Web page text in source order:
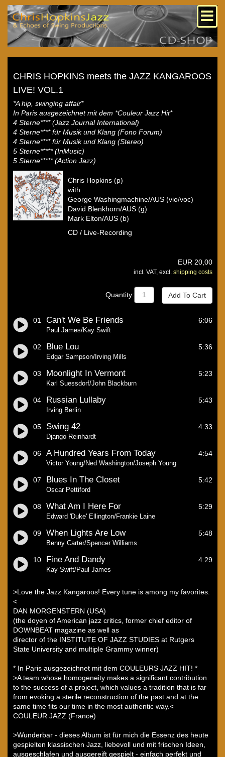
CHRIS HOPKINS meets the JAZZ KANGAROOS
LIVE! VOL.1
*A hip, swinging affair*
In Paris ausgezeichnet mit dem *Couleur Jazz Hit*
4 Sterne**** (Jazz Journal International)
4 Sterne**** für Musik und Klang (Fono Forum)
4 Sterne**** für Musik und Klang (Stereo)
5 Sterne***** (InMusic)
5 Sterne***** (Action Jazz)
Chris Hopkins (p)
with
George Washingmachine/AUS (vio/voc)
David Blenkhorn/AUS (g)
Mark Elton/AUS (b)
CD / Live-Recording
EUR 20,00
incl. VAT, excl. shipping costs
Quantity:
01 Can't We Be Friends
Paul James/Kay Swift
6:06
02 Blue Lou
Edgar Sampson/Irving Mills
5:36
03 Moonlight In Vermont
Karl Suessdorf/John Blackburn
5:23
04 Russian Lullaby
Irving Berlin
5:43
05 Swing 42
Django Reinhardt
4:33
06 A Hundred Years From Today
Victor Young/Ned Washington/Joseph Young
4:54
07 Blues In The Closet
Oscar Pettiford
5:42
08 What Am I Here For
Edward 'Duke' Ellington/Frankie Laine
5:29
09 When Lights Are Low
Benny Carter/Spencer Williams
5:48
10 Fine And Dandy
Kay Swift/Paul James
4:29
>Love the Jazz Kangaroos! Every tune is among my favorites.
<
DAN MORGENSTERN (USA)
(the doyen of American jazz critics, former chief editor of
DOWNBEAT magazine as well as
director of the INSTITUTE OF JAZZ STUDIES at Rutgers
State University and multiple Grammy winner)
* In Paris ausgezeichnet mit dem COULEURS JAZZ HIT! *
>A team whose homogeneity makes a significant contribution
to the success of a project, which values a tradition that is far
from evoking a sterile reconstruction of the past and at the
same time fits our time in the most authentic way.<
COULEUR JAZZ (France)
>Wunderbar - dieses Album ist für mich die Essenz des heute
gespielten klassischen Jazz, liebevoll und mit frischen Ideen,
ausgeschlafen und ausgereift gespielt - einfach perfekt und